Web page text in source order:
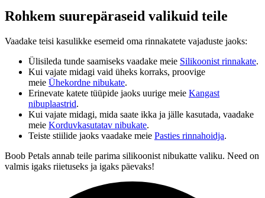
Rohkem suurepäraseid valikuid teile
Vaadake teisi kasulikke esemeid oma rinnakatete vajaduste jaoks:
Ülisileda tunde saamiseks vaadake meie Silikoonist rinnakate.
Kui vajate midagi vaid üheks korraks, proovige
meie Ühekordne nibukate.
Erinevate katete tüüpide jaoks uurige meie Kangast
nibuplaastrid.
Kui vajate midagi, mida saate ikka ja jälle kasutada, vaadake
meie Korduvkasutatav nibukate.
Teiste stiilide jaoks vaadake meie Pasties rinnahoidja.
Boob Petals annab teile parima silikoonist nibukatte valiku. Need on
valmis igaks riietuseks ja igaks päevaks!